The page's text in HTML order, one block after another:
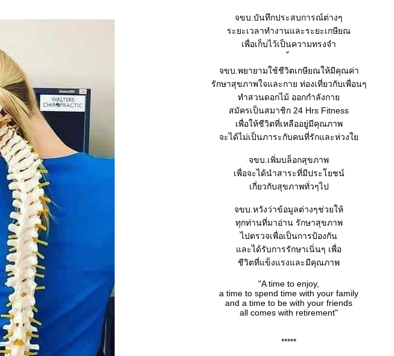
จขบ.บันทึกประสบการณ์ต่างๆ
ระยะเวลาทำงานและระยะเกษียณ
เพื่อเก็บไว้เป็นความทรงจำ
จขบ.พยายามใช้ชีวิตเกษียณให้มีคุณค่า
รักษาสุขภาพใจและกาย ท่องเที่ยวกับเพื่อนๆ
ทำสวนดอกไม้ ออกกำลังกา
สมัครเป็นสมาชิก 24 Hrs Fitness
เพื่อให้ชีวิตที่เหลืออยู่มีคุณภาพ
จะได้ไม่เป็นภาระกับคนที่รักและห่วง
จขบ.เพิ่มบล็อกสุขภาพ
เพื่อจะได้นำสาระที่มีประโยชน์
เกี่ยวกับสุขภาพทั่วๆไป
จขบ.หวังว่าข้อมูลต่างๆช่วยให้
ทุกท่านที่มาอ่าน รักษาสุขภาพ
ไปตรวจเพื่อเป็นการป้องกัน
ละได้รับการรักษาเนิ่นๆ เพื่อ
ชีวิตที่แข็งแรงและมีคุณภาพ
"A time to enjoy,
a time to spend time with your family
and a time to be with your friends
all comes with retirement"
*****